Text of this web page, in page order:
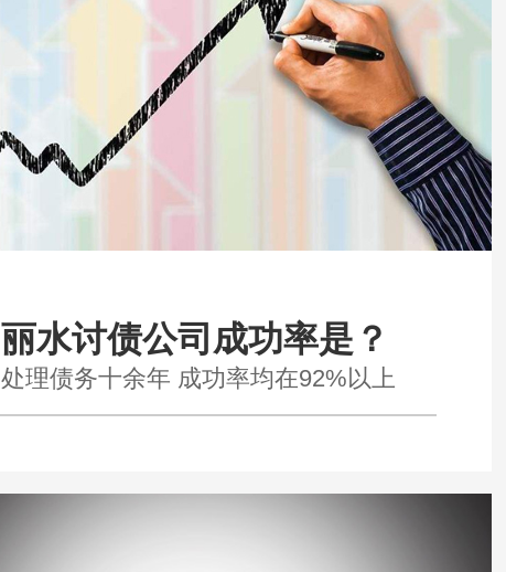
丽水讨债公司成功率是？
处理债务十余年 成功率均在92%以上